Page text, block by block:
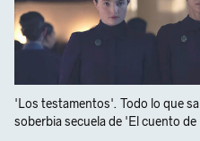
'Los testamentos'. Todo lo que
soberbia secuela de 'El cuento